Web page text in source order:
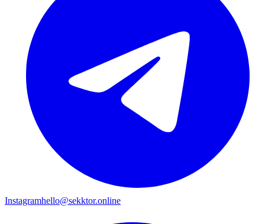
Instagramhello@sekktor.online